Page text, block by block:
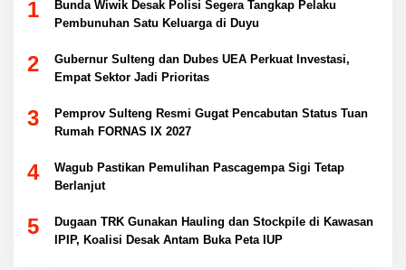
1
Bunda Wiwik Desak Polisi Segera Tangkap Pelaku
Pembunuhan Satu Keluarga di Duyu
2
Gubernur Sulteng dan Dubes UEA Perkuat Investasi,
Empat Sektor Jadi Prioritas
3
Pemprov Sulteng Resmi Gugat Pencabutan Status Tuan
Rumah FORNAS IX 2027
4
Wagub Pastikan Pemulihan Pascagempa Sigi Tetap
Berlanjut
5
Dugaan TRK Gunakan Hauling dan Stockpile di Kawasan
IPIP, Koalisi Desak Antam Buka Peta IUP